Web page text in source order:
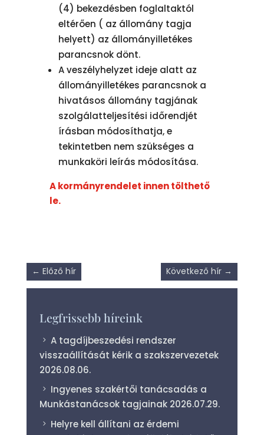
(4) bekezdésben foglaltaktól
eltérően ( az állomány tagja
helyett) az állományilletékes
parancsnok dönt.
A veszélyhelyzet ideje alatt az
állományilletékes parancsnok a
hivatásos állomány tagjának
szolgálatteljesítési időrendjét
írásban módosíthatja, e
tekintetben nem szükséges a
munkaköri leírás módosítása.
A kormányrendelet innen tölthető
le.
← Előző hír Következő hír →
Legfrissebb híreink
A tagdíjbeszedési rendszer
visszaállítását kérik a szakszervezetek
2026.08.06.
Ingyenes szakértői tanácsadás a
Munkástanácsok tagjainak 2026.07.29.
Helyre kell állítani az érdemi